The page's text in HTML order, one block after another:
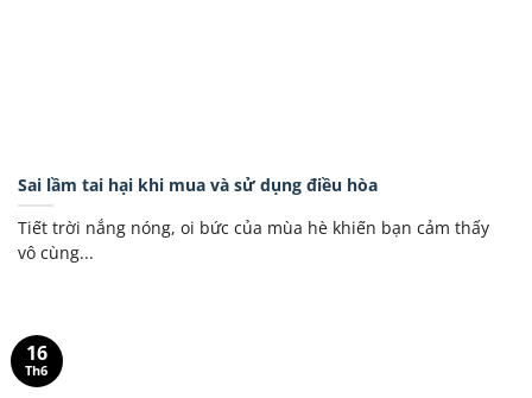
Sai lầm tai hại khi mua và sử dụng điều hòa
Tiết trời nắng nóng, oi bức của mùa hè khiến bạn cảm thấy
vô cùng...
16
Th6